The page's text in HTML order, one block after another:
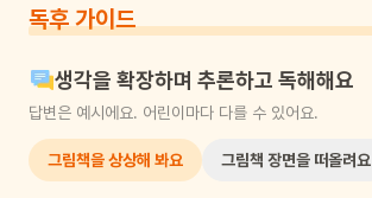
독후 가이드
생각을 확장하며 추론하고 독해해요
답변은 예시에요. 어린이마다 다를 수 있어요.
그림책을 상상해 봐요 그림책 장면을 떠올려요